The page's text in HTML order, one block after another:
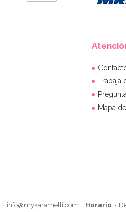
Trabaja
Mapa
info@mykaramelli.com Horario